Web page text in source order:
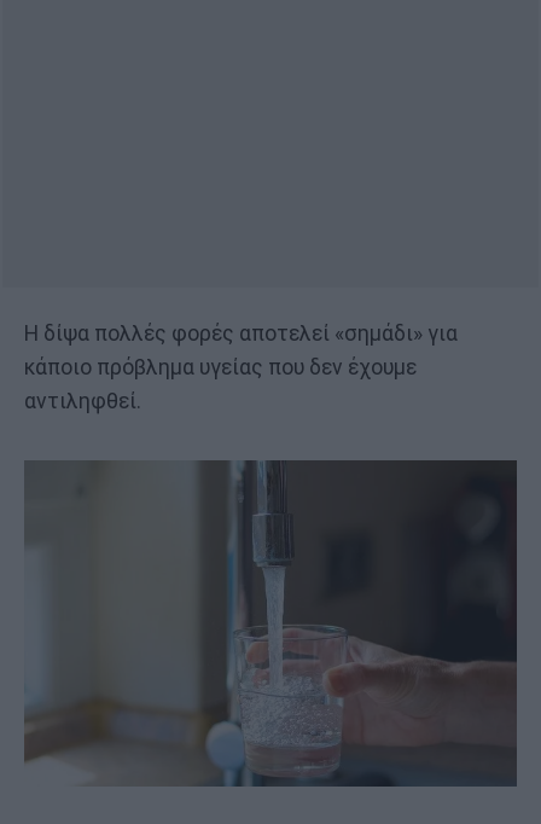
Η δίψα πολλές φορές αποτελεί «σημάδι» για
κάποιο πρόβλημα υγείας που δεν έχουμε
αντιληφθεί.